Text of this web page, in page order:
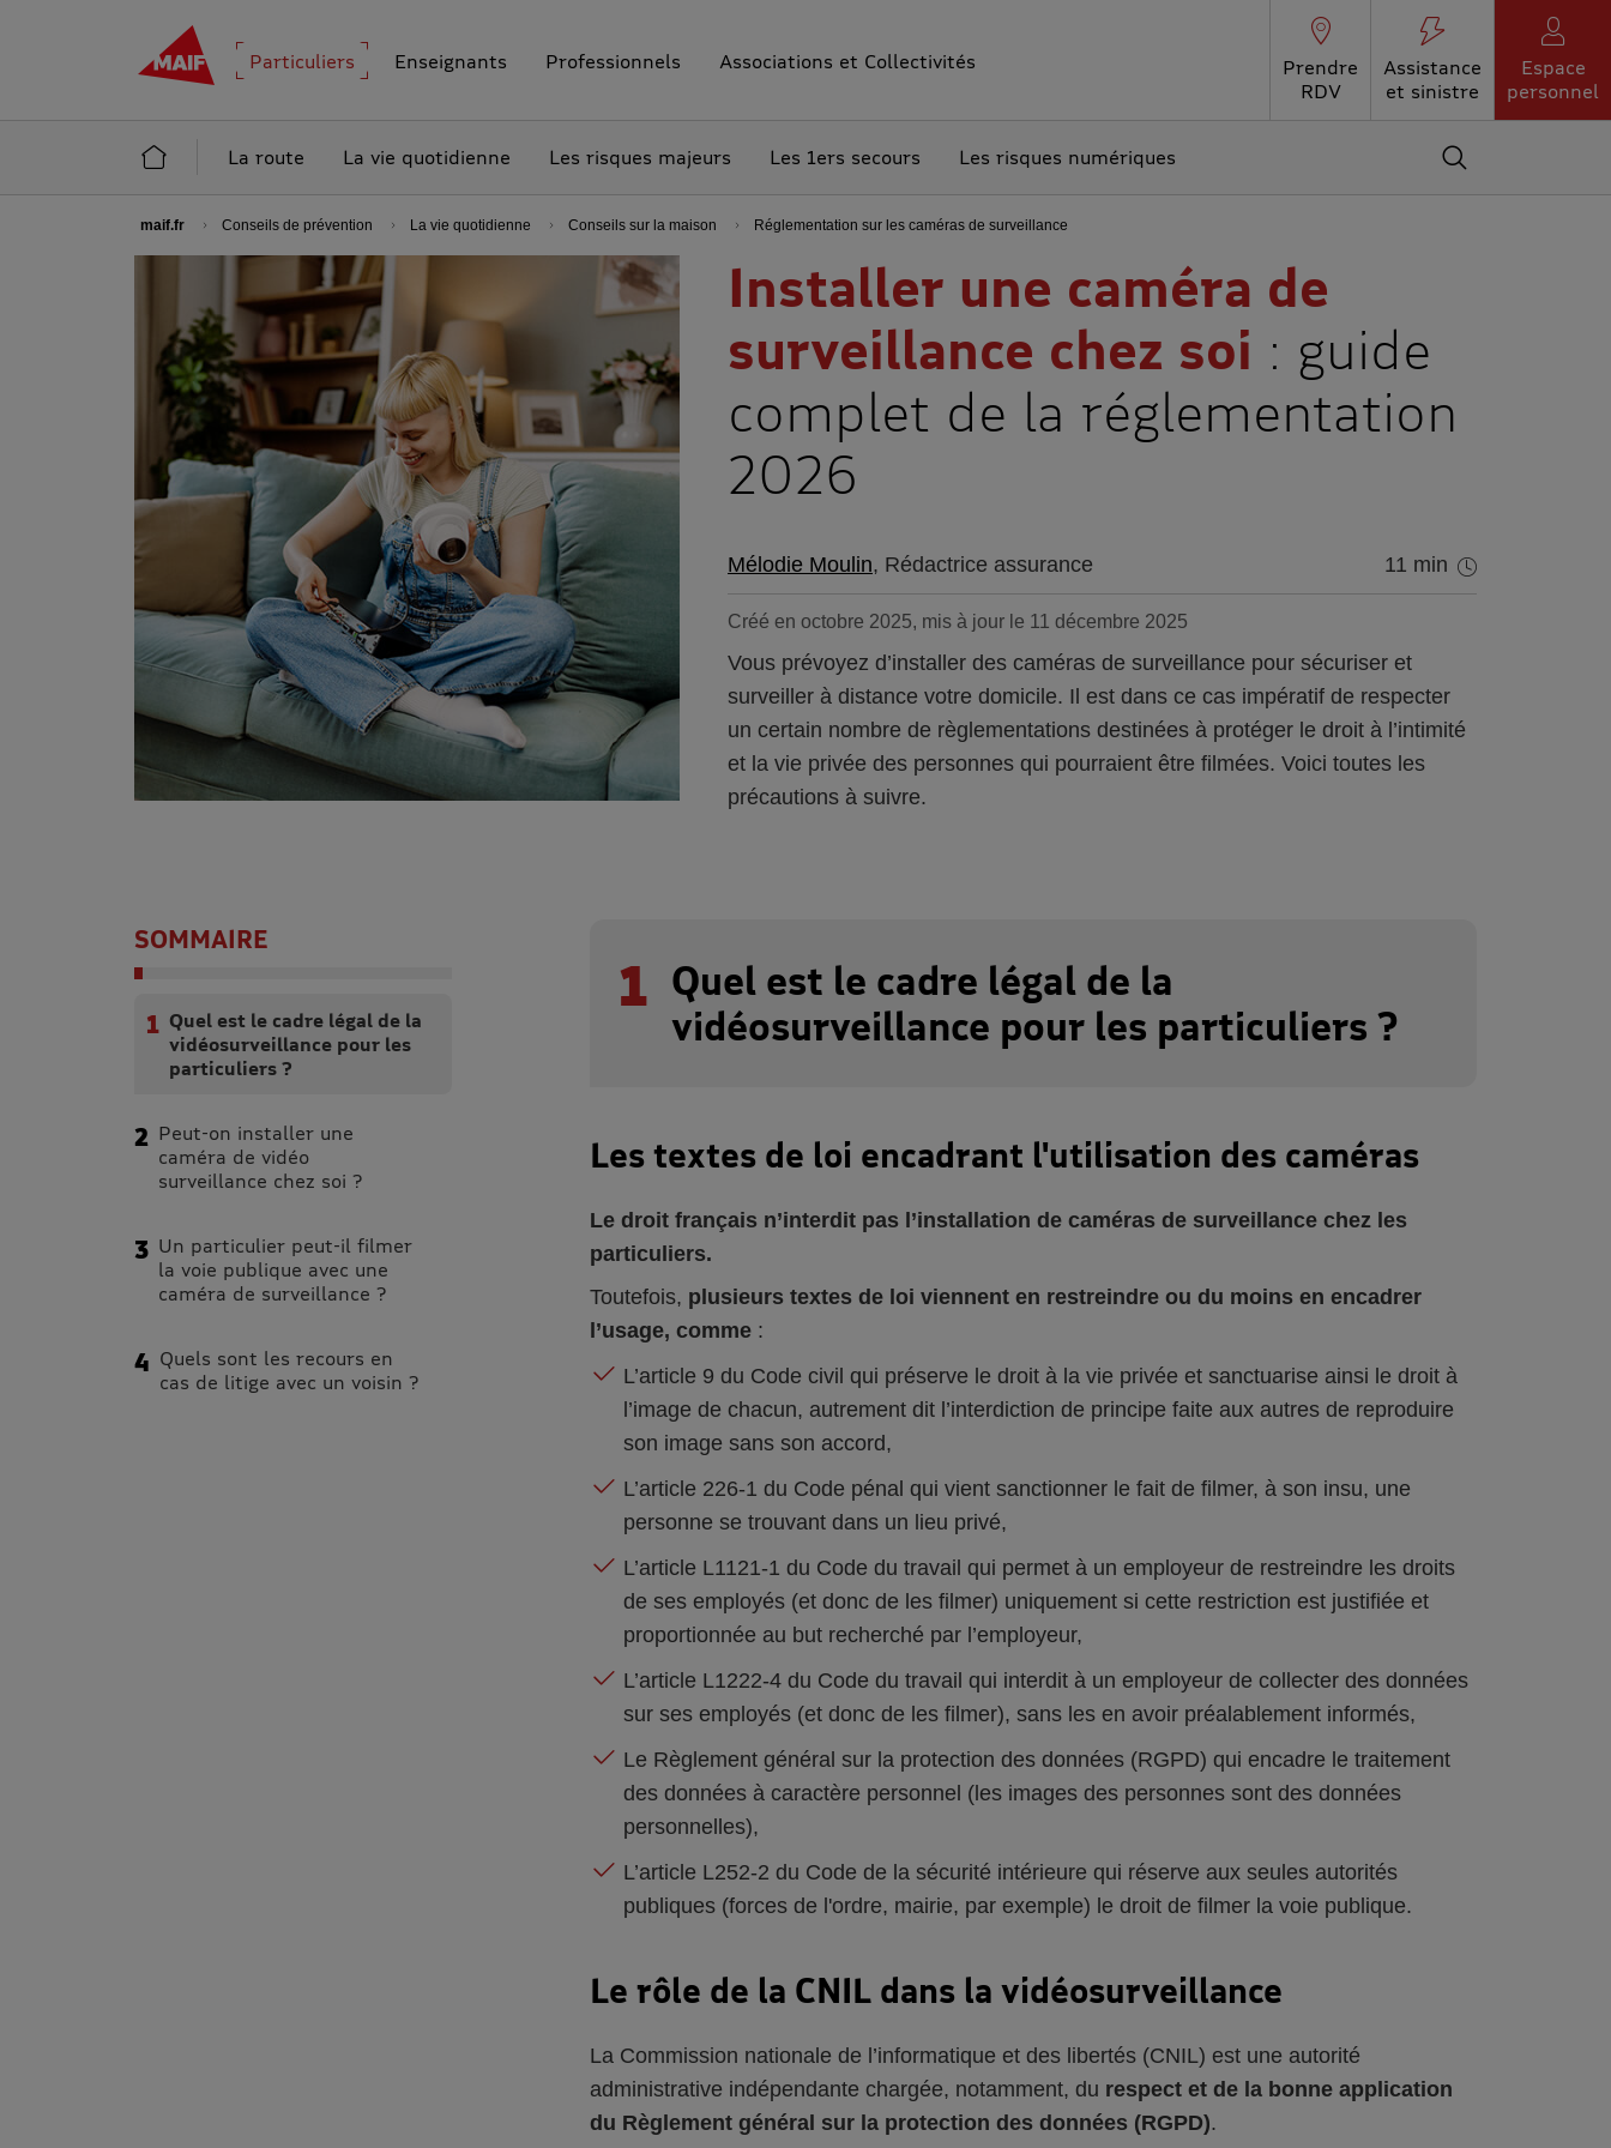
MAIF - Allez à l'accueil de maif.fr
Particuliers Enseignants Professionnels Associations et Collectivités
Prendre
RDV
Assistance
et sinistre
Espace
personnel
Accueil Conseils de prévention
La route La vie quotidienne Les risques majeurs Les 1ers secours Les risques numériques Accédez au moteur
maif.fr Conseils de prévention La vie quotidienne Conseils sur la maison Réglementation sur les caméras de surveillance
Installer une caméra de
surveillance chez soi : guide
complet de la réglementation
2026
Mélodie Moulin, Rédactrice assurance 11 min
Créé en octobre 2025, mis à jour le 11 décembre 2025
Vous prévoyez d’installer des caméras de surveillance pour sécuriser et
surveiller à distance votre domicile. Il est dans ce cas impératif de respecter
un certain nombre de règlementations destinées à protéger le droit à l’intimité
et la vie privée des personnes qui pourraient être filmées. Voici toutes les
précautions à suivre.
SOMMAIRE
Quel est le cadre légal de la
vidéosurveillance pour les
particuliers ?
Peut-on installer une
caméra de vidéo
surveillance chez soi ?
Un particulier peut-il filmer
la voie publique avec une
caméra de surveillance ?
Quels sont les recours en
cas de litige avec un voisin ?
1 Quel est le cadre légal de la
vidéosurveillance pour les particuliers ?
Les textes de loi encadrant l'utilisation des caméras
Le droit français n’interdit pas l’installation de caméras de surveillance chez les
particuliers.
Toutefois, plusieurs textes de loi viennent en restreindre ou du moins en encadrer
l’usage, comme :
L’article 9 du Code civil qui préserve le droit à la vie privée et sanctuarise ainsi le droit à
l’image de chacun, autrement dit l’interdiction de principe faite aux autres de reproduire
son image sans son accord,
L’article 226-1 du Code pénal qui vient sanctionner le fait de filmer, à son insu, une
personne se trouvant dans un lieu privé,
L’article L1121-1 du Code du travail qui permet à un employeur de restreindre les droits
de ses employés (et donc de les filmer) uniquement si cette restriction est justifiée et
proportionnée au but recherché par l’employeur,
L’article L1222-4 du Code du travail qui interdit à un employeur de collecter des données
sur ses employés (et donc de les filmer), sans les en avoir préalablement informés,
Le Règlement général sur la protection des données (RGPD) qui encadre le traitement
des données à caractère personnel (les images des personnes sont des données
personnelles),
L’article L252-2 du Code de la sécurité intérieure qui réserve aux seules autorités
publiques (forces de l'ordre, mairie, par exemple) le droit de filmer la voie publique.
Le rôle de la CNIL dans la vidéosurveillance
La Commission nationale de l’informatique et des libertés (CNIL) est une autorité
administrative indépendante chargée, notamment, du respect et de la bonne application
du Règlement général sur la protection des données (RGPD).